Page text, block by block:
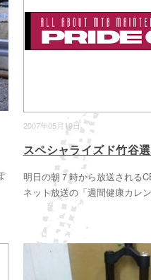
2007年05月19日
スペシャライズド竹谷
明日の朝７時から放送される
ネット放送の「週間健康カレン